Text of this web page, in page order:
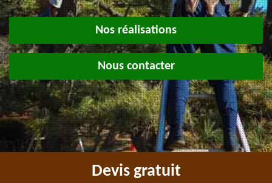
Nos réalisations
Nous contacter
Devis gratuit